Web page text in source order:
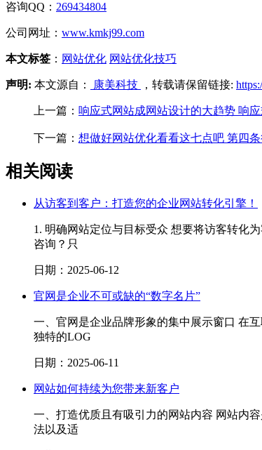
咨询QQ： 269434804
公司网址： www.kmkj99.com
本文标签 ： 网站优化 网站优化技巧
声明: 本文源自： 康美科技 ，转载请保留链接:
上一篇： 响应式网站成网站设计的大趋势 响
下一篇： 想做好网站优化看看这七点吧 第四
相关阅读
从访客到客户：打造您的企业网站转化引擎！
1. 明确网站定位与目标受众 想要将访客转化
咨询？只
日期：2025-06-12
官网是企业不可或缺的“数字名片”
一、官网是企业品牌形象的集中展示窗口 在
独特的LOG
日期：2025-06-11
网站如何持续为您带来新客户
一、打造优质且有吸引力的网站内容 网站内
法以及适